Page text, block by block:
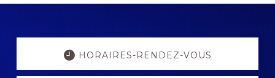
Explore
HORAIRES-RENDEZ-VOUS